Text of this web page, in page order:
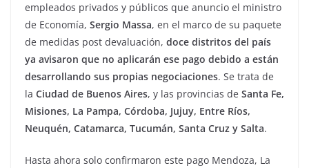
empleados privados y públicos que anuncio el ministro
de Economía, Sergio Massa, en el marco de su paquete
de medidas post devaluación, doce distritos del país
ya avisaron que no aplicarán ese pago debido a están
desarrollando sus propias negociaciones. Se trata de
la Ciudad de Buenos Aires, y las provincias de Santa Fe,
Misiones, La Pampa, Córdoba, Jujuy, Entre Ríos,
Neuquén, Catamarca, Tucumán, Santa Cruz y Salta.
Hasta ahora solo confirmaron este pago Mendoza, La